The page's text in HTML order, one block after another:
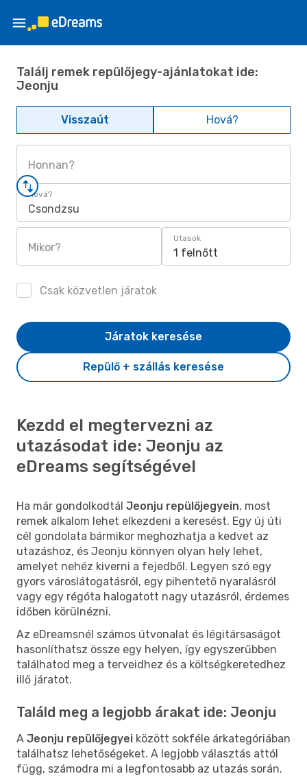
Találj remek repülőjegy-ajánlatokat ide:
Jeonju
Visszaút Hová?
Honnan?
Hová?
Csondzsu
Mikor?
Utasok
1 felnőtt
Csak közvetlen járatok
Repülő + szállás keresése
Járatok keresése
Kezdd el megtervezni az
utazásodat ide: Jeonju az
eDreams segítségével
Ha már gondolkodtál Jeonju repülőjegyein, most
remek alkalom lehet elkezdeni a keresést. Egy új úti
cél gondolata bármikor meghozhatja a kedvet az
utazáshoz, és Jeonju könnyen olyan hely lehet,
amelyet nehéz kiverni a fejedből. Legyen szó egy
gyors városlátogatásról, egy pihentető nyaralásról
vagy egy régóta halogatott nagy utazásról, érdemes
időben körülnézni.
Az eDreamsnél számos útvonalat és légitársaságot
hasonlíthatsz össze egy helyen, így egyszerűbben
találhatod meg a terveidhez és a költségkeretedhez
illő járatot.
Találd meg a legjobb árakat ide: Jeonju
A Jeonju repülőjegyei között sokféle árkategóriában
találhatsz lehetőségeket. A legjobb választás attól
függ, számodra mi a legfontosabb az utazás során.